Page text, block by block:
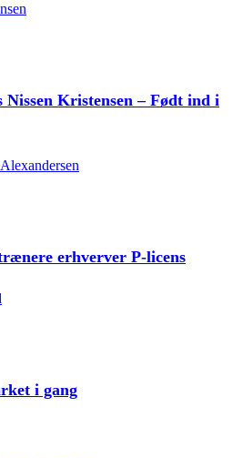
Nissen Kristensen – Født ind i
erhverver P-licens
i gang